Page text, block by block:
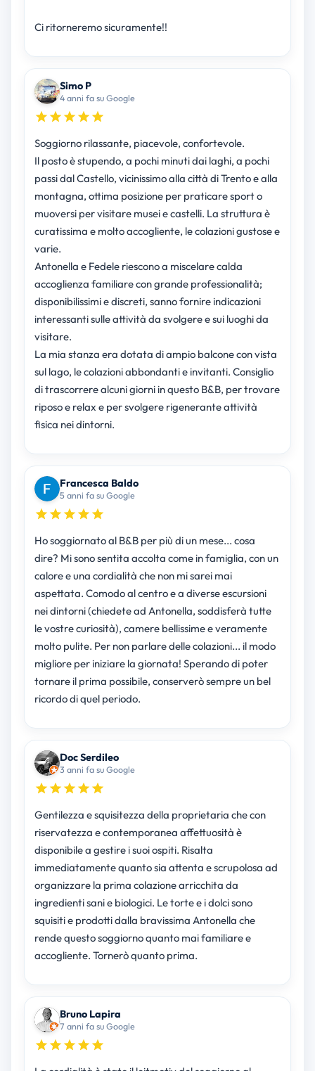
Ci ritorneremo sicuramente!!
Simo P
4 anni fa su Google
Soggiorno rilassante, piacevole, confortevole.
Il posto è stupendo, a pochi minuti dai laghi, a pochi
passi dal Castello, vicinissimo alla città di Trento e alla
montagna, ottima posizione per praticare sport o
muoversi per visitare musei e castelli. La struttura è
curatissima e molto accogliente, le colazioni gustose e
varie.
Antonella e Fedele riescono a miscelare calda
accoglienza familiare con grande professionalità;
disponibilissimi e discreti, sanno fornire indicazioni
interessanti sulle attività da svolgere e sui luoghi da
visitare.
La mia stanza era dotata di ampio balcone con vista
sul lago, le colazioni abbondanti e invitanti. Consiglio
di trascorrere alcuni giorni in questo B&B, per trovare
riposo e relax e per svolgere rigenerante attività
fisica nei dintorni.
Francesca Baldo
5 anni fa su Google
Ho soggiornato al B&B per più di un mese... cosa
dire? Mi sono sentita accolta come in famiglia, con un
calore e una cordialità che non mi sarei mai
aspettata. Comodo al centro e a diverse escursioni
nei dintorni (chiedete ad Antonella, soddisferà tutte
le vostre curiosità), camere bellissime e veramente
molto pulite. Per non parlare delle colazioni... il modo
migliore per iniziare la giornata! Sperando di poter
tornare il prima possibile, conserverò sempre un bel
ricordo di quel periodo.
Doc Serdileo
3 anni fa su Google
Gentilezza e squisitezza della proprietaria che con
riservatezza e contemporanea affettuosità è
disponibile a gestire i suoi ospiti. Risalta
immediatamente quanto sia attenta e scrupolosa ad
organizzare la prima colazione arricchita da
ingredienti sani e biologici. Le torte e i dolci sono
squisiti e prodotti dalla bravissima Antonella che
rende questo soggiorno quanto mai familiare e
accogliente. Tornerò quanto prima.
Bruno Lapira
7 anni fa su Google